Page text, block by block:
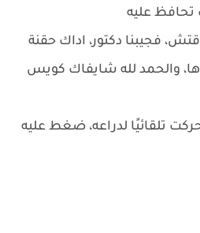
عليه
فجيبنا دكتور، اداك حقنة
والحمد لله شايفاك كويس
تلقائيًا لدراعه، ضغط عليه